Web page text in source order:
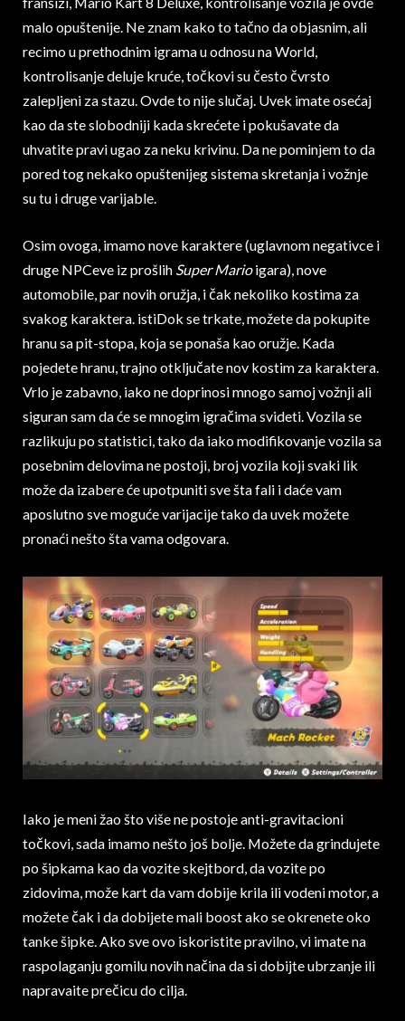
malo opuštenije. Ne znam kako to tačno da objasnim, ali
recimo u prethodnim igrama u odnosu na World,
kontrolisanje deluje kruće, točkovi su često čvrsto
zalepljeni za stazu. Ovde to nije slučaj. Uvek imate osećaj
kao da ste slobodniji kada skrećete i pokušavate da
uhvatite pravi ugao za neku krivinu. Da ne pominjem to da
pored tog nekako opuštenijeg sistema skretanja i vožnje
su tu i druge varijable.
Osim ovoga, imamo nove karaktere (uglavnom negativce i
druge NPCeve iz prošlih Super Marioigara), nove
automobile, par novih oružja, i čak nekoliko kostima za
svakog karaktera. istiDok se trkate, možete da pokupite
hranu sa pit-stopa, koja se ponaša kao oružje. Kada
pojedete hranu, trajno otključate nov kostim za karaktera.
Vrlo je zabavno, iako ne doprinosi mnogo samoj vožnji ali
siguran sam da će se mnogim igračima svideti. Vozila se
razlikuju po statistici, tako da iako modifikovanje vozila sa
posebnim delovima ne postoji, broj vozila koji svaki lik
može da izabere će upotpuniti sve šta fali i daće vam
aposlutno sve moguće varijacije tako da uvek možete
pronaći nešto šta vama odgovara.
Iako je meni žao što više ne postoje anti-gravitacioni
točkovi, sada imamo nešto još bolje. Možete da grindujete
po šipkama kao da vozite skejtbord, da vozite po
zidovima, može kart da vam dobije krila ili vodeni motor, a
možete čak i da dobijete mali boost ako se okrenete oko
tanke šipke. Ako sve ovo iskoristite pravilno, vi imate na
raspolaganju gomilu novih načina da si dobijte ubrzanje ili
napravaite prečicu do cilja.